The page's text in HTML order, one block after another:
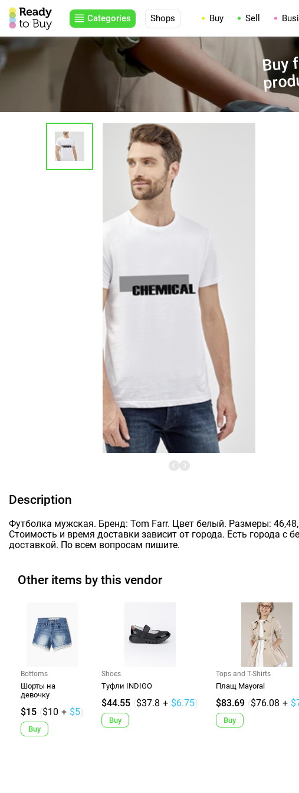
Categories Shops Buy Sell
Buy
Description
Футболка мужская. Бренд: Tom Farr. Цвет белый. Размеры:
Стоимость и время доставки зависит от города. Есть города с
доставкой. По всем вопросам пишите.
Other items by this vendor
Bottoms
Шорты на
девочку
$15 ($10 + $5)
Buy
Shoes
Туфли INDIGO
$44.55 ($37.8 + $6.75)
Buy
Tops and T-Shirts
Плащ Mayoral
$83.69 ($76.08 +
Buy